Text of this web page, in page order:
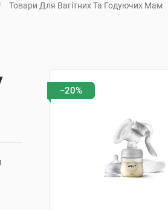
Товари Для Вагітних Та Годуючих Мам
−20%